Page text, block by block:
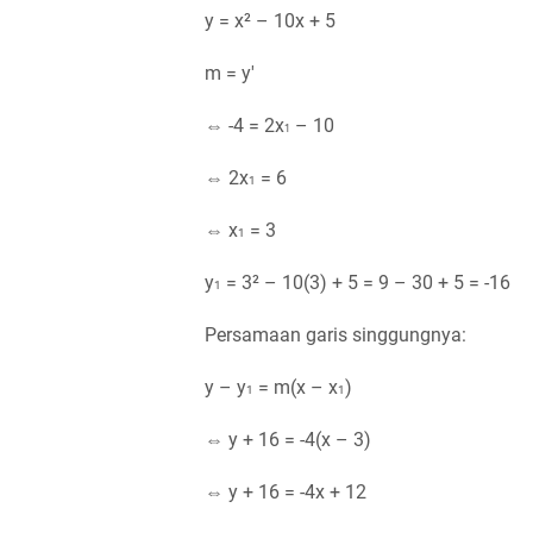
y = x² – 10x + 5
m = y'
⇔ -4 = 2x1 – 10
⇔ 2x1 = 6
⇔ x1 = 3
y1 = 3² – 10(3) + 5 = 9 – 30 + 5 = -16
Persamaan garis singgungnya:
y – y1 = m(x – x1)
⇔ y + 16 = -4(x – 3)
⇔ y + 16 = -4x + 12